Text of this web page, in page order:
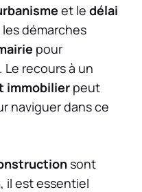
et le délai
les démarches
pour
recours à un
immobilier peut
naviguer dans ce
sont
, il est essentiel